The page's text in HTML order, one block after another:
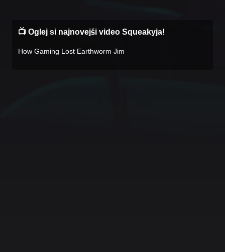
📺 Oglej si najnovejši video Squeakyja!
How Gaming Lost Earthworm Jim